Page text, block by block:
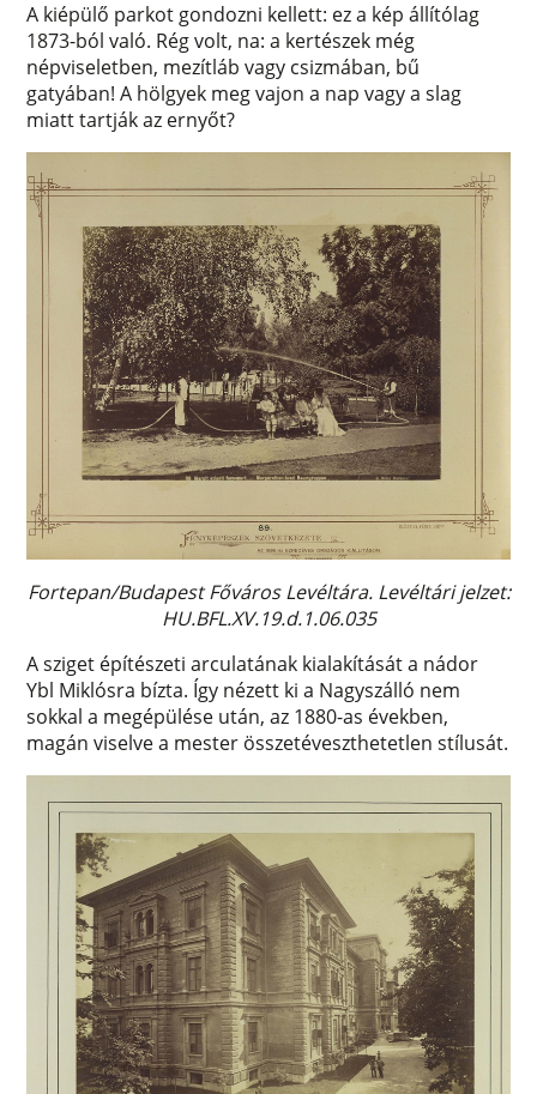
A kiépülő parkot gondozni kellett: ez a kép állítólag
1873-ból való. Rég volt, na: a kertészek még
népviseletben, mezítláb vagy csizmában, bű
gatyában! A hölgyek meg vajon a nap vagy a slag
miatt tartják az ernyőt?
Fortepan/Budapest Főváros Levéltára. Levéltári jelzet:
HU.BFL.XV.19.d.1.06.035
A sziget építészeti arculatának kialakítását a nádor
Ybl Miklósra bízta. Így nézett ki a Nagyszálló nem
sokkal a megépülése után, az 1880-as években,
magán viselve a mester összetéveszthetetlen stílusát.